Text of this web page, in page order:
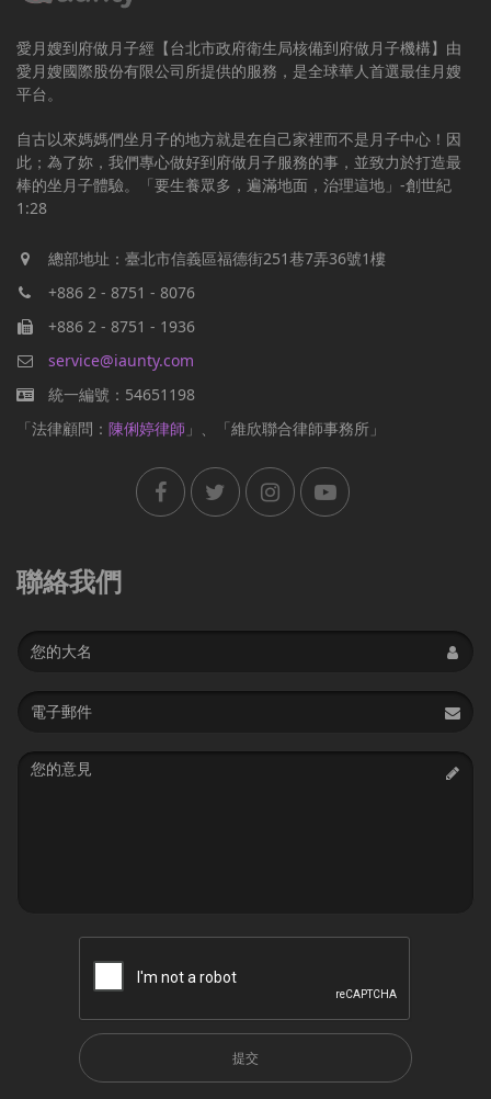
愛月嫂到府做月子經【台北市政府衛生局核備到府做月子機構】由
愛月嫂國際股份有限公司所提供的服務，是全球華人首選最佳月嫂
平台。
自古以來媽媽們坐月子的地方就是在自己家裡而不是月子中心！因
此；為了妳，我們專心做好到府做月子服務的事，並致力於打造最
棒的坐月子體驗。「要生養眾多，遍滿地面，治理這地」-創世紀
1:28
總部地址：臺北市信義區福德街251巷7弄36號1樓
+886 2 - 8751 - 8076
+886 2 - 8751 - 1936
service@iaunty.com
統一編號：54651198
「法律顧問： 陳俐婷律師 」、「維欣聯合律師事務所」
聯絡我們
Name
Email
address
Message
提交